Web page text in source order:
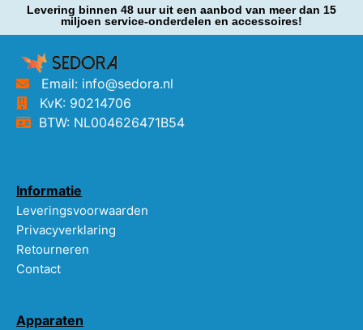
Levering binnen 48 uur uit een aanbod van meer dan 15
miljoen service-onderdelen en accessoires!
Email: info@sedora.nl
KvK: 90214706
BTW: NL004626471B54
Informatie
Leveringsvoorwaarden
Privacyverklaring
Retourneren
Contact
Apparaten